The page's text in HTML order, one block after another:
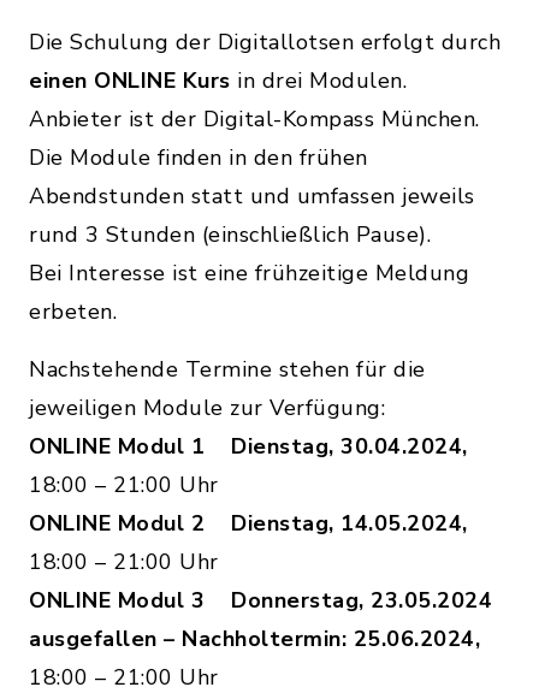
Die Schulung der Digitallotsen erfolgt durch
einen ONLINE Kurs in drei Modulen.
Anbieter ist der Digital-Kompass München.
Die Module finden in den frühen
Abendstunden statt und umfassen jeweils
rund 3 Stunden (einschließlich Pause).
Bei Interesse ist eine frühzeitige Meldung
erbeten.
Nachstehende Termine stehen für die
jeweiligen Module zur Verfügung:
ONLINE Modul 1 Dienstag, 30.04.2024,
18:00 – 21:00 Uhr
ONLINE Modul 2 Dienstag, 14.05.2024,
18:00 – 21:00 Uhr
ONLINE Modul 3 Donnerstag, 23.05.2024
ausgefallen – Nachholtermin: 25.06.2024,
18:00 – 21:00 Uhr